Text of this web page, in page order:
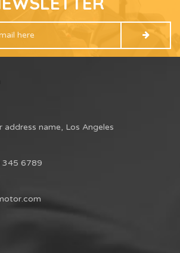
address name, Los Angeles
345 6789